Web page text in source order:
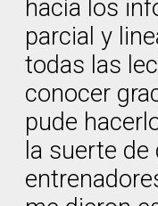
hacía los
parcial y
todas las
conocer
pude
la suerte